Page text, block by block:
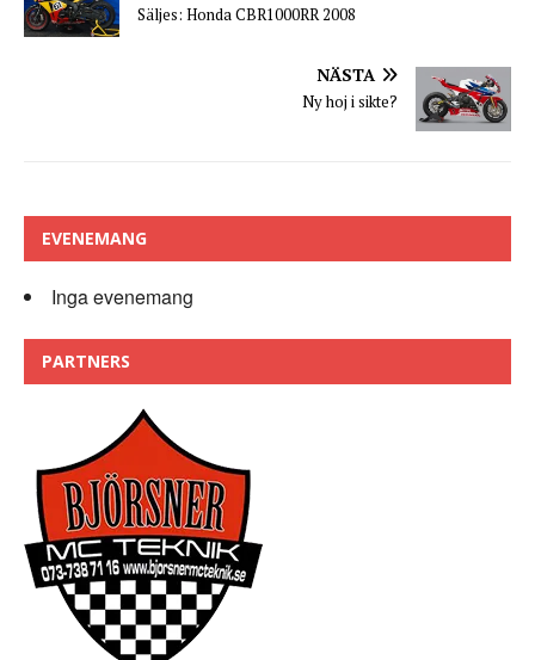
Säljes: Honda CBR1000RR 2008
NÄSTA
Ny hoj i sikte?
EVENEMANG
Inga evenemang
PARTNERS